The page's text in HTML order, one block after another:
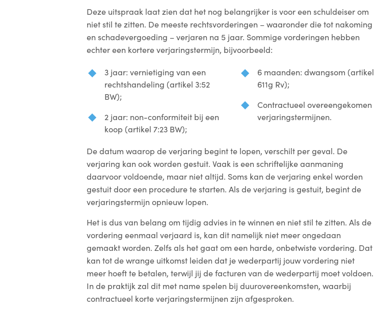
Deze uitspraak laat zien dat het nog belangrijker is voor een schuldeiser om
niet stil te zitten. De meeste rechtsvorderingen – waaronder die tot nakoming
en schadevergoeding – verjaren na 5 jaar. Sommige vorderingen hebben
echter een kortere verjaringstermijn, bijvoorbeeld:
3 jaar: vernietiging van een
rechtshandeling (artikel 3:52
BW);
2 jaar: non-conformiteit bij een
koop (artikel 7:23 BW);
6 maanden: dwangsom (artikel
611g Rv);
Contractueel overeengekomen
verjaringstermijnen.
De datum waarop de verjaring begint te lopen, verschilt per geval. De
verjaring kan ook worden gestuit. Vaak is een schriftelijke aanmaning
daarvoor voldoende, maar niet altijd. Soms kan de verjaring enkel worden
gestuit door een procedure te starten. Als de verjaring is gestuit, begint de
verjaringstermijn opnieuw lopen.
Het is dus van belang om tijdig advies in te winnen en niet stil te zitten. Als de
vordering eenmaal verjaard is, kan dit namelijk niet meer ongedaan
gemaakt worden. Zelfs als het gaat om een harde, onbetwiste vordering. Dat
kan tot de wrange uitkomst leiden dat je wederpartij jouw vordering niet
meer hoeft te betalen, terwijl jij de facturen van de wederpartij moet voldoen.
In de praktijk zal dit met name spelen bij duurovereenkomsten, waarbij
contractueel korte verjaringstermijnen zijn afgesproken.